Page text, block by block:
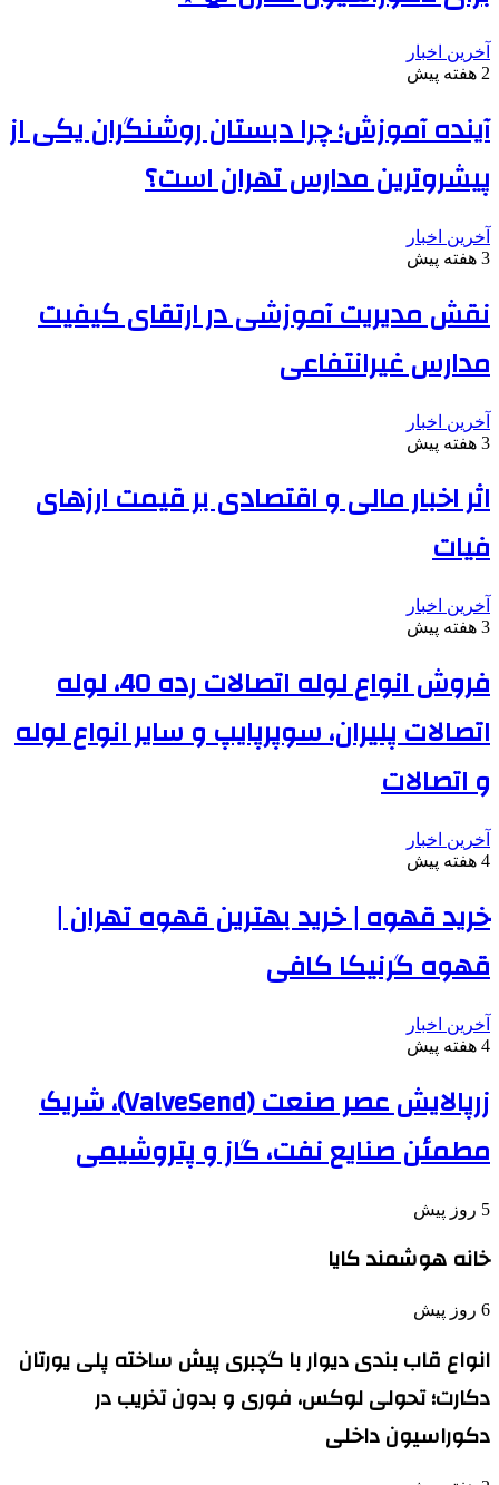
آخرین اخبار
2 هفته پیش
آینده آموزش؛ چرا دبستان روشنگران یکی از
پیشروترین مدارس تهران است؟
آخرین اخبار
3 هفته پیش
نقش مدیریت آموزشی در ارتقای کیفیت
مدارس غیرانتفاعی
آخرین اخبار
3 هفته پیش
اثر اخبار مالی و اقتصادی بر قیمت ارزهای
فیات
آخرین اخبار
3 هفته پیش
فروش انواع لوله اتصالات رده 40، لوله
اتصالات پلیران، سوپرپایپ و سایر انواع لوله
و اتصالات
آخرین اخبار
4 هفته پیش
خرید قهوه | خرید بهترین قهوه تهران |
قهوه گرنیکا کافی
آخرین اخبار
4 هفته پیش
زرپالایش عصر صنعت (ValveSend)، شریک
مطمئن صنایع نفت، گاز و پتروشیمی
5 روز پیش
خانه هوشمند کایا
6 روز پیش
انواع قاب بندی دیوار با گچبری پیش ساخته پلی یورتان
دکارت؛ تحولی لوکس، فوری و بدون تخریب در
دکوراسیون داخلی